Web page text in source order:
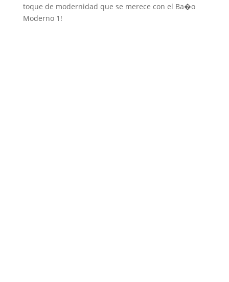
toque de modernidad que se merece con el Ba�o
Moderno 1!